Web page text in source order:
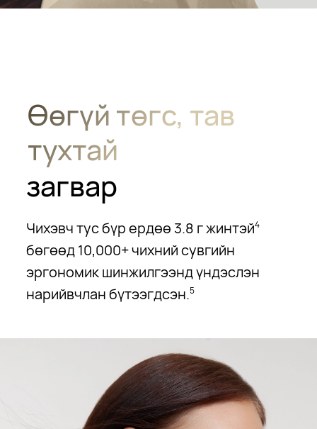
Өөгүй төгс, тав
тухтай
загвар
Чихэвч тус бүр ердөө 3.8 г жинтэй4
бөгөөд 10,000+ чихний сувгийн
эргономик шинжилгээнд үндэслэн
нарийвчлан бүтээгдсэн.5